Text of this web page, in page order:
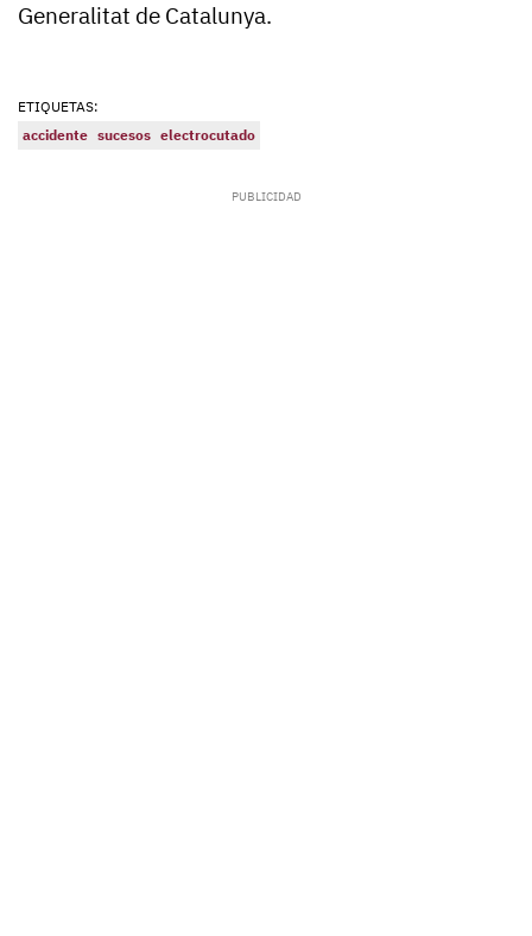
Generalitat de Catalunya.
ETIQUETAS:
accidente sucesos electrocutado